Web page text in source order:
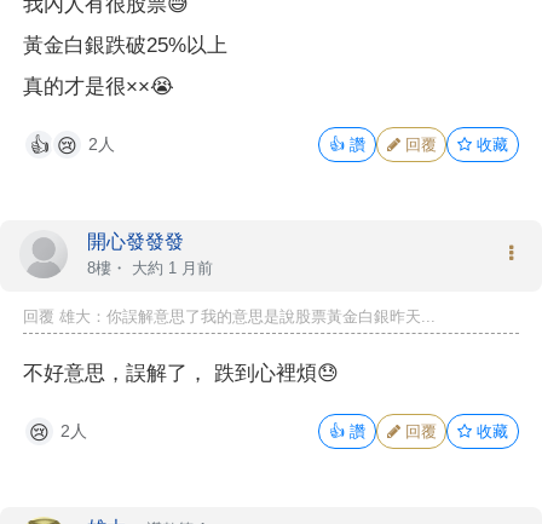
黃金白銀跌破25%以上
真的才是很××😭
👍 😢 2人 👍 讚 回覆 收藏
開心發發發
8樓・ 大約 1 月前
回覆 雄大：你誤解意思了我的意思是說股票黃金白銀昨天...
不好意思，誤解了， 跌到心裡煩😓
😢 2人 👍 讚 回覆 收藏